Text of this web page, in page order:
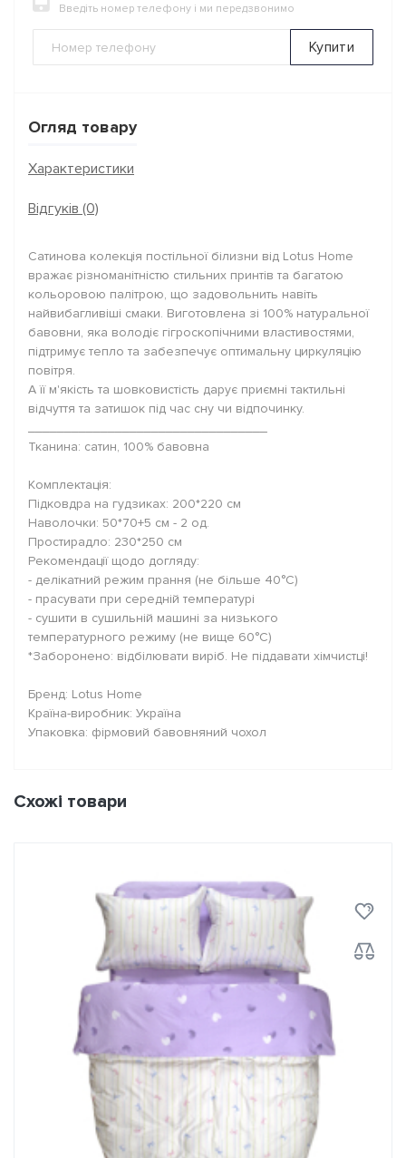
Введіть номер телефону і ми передзвонимо
Купити
Огляд товару
Характеристики
Відгуків (0)
Сатинова колекція постільної білизни від Lotus Home
вражає різноманітністю стильних принтів та багатою
кольоровою палітрою, що задовольнить навіть
найвибагливіші смаки. Виготовлена зі 100% натуральної
бавовни, яка володіє гігроскопічними властивостями,
підтримує тепло та забезпечує оптимальну циркуляцію
повітря.
А її м'якість та шовковистість дарує приємні тактильні
відчуття та затишок під час сну чи відпочинку.
Тканина: сатин, 100% бавовна
Комплектація:
Підковдра на гудзиках: 200*220 см
Наволочки: 50*70+5 см - 2 од.
Простирадло: 230*250 см
Рекомендації щодо догляду:
- делікатний режим прання (не більше 40°C)
- прасувати при середній температурі
- сушити в сушильній машині за низького
температурного режиму (не вище 60°C)
*Заборонено: відбілювати виріб. Не піддавати хімчистці!
Бренд: Lotus Home
Країна-виробник: Україна
Упаковка: фірмовий бавовняний чохол
Схожі товари